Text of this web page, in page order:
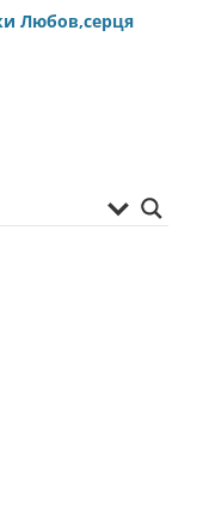
Любов,серця